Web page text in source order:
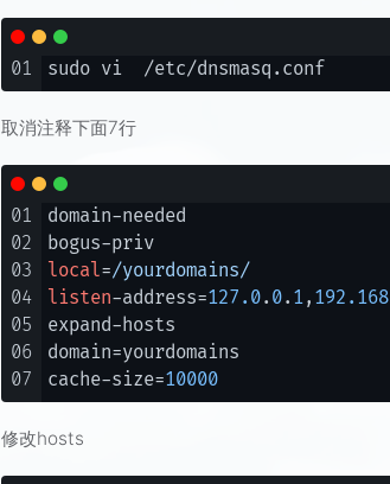
01
取消注释下面7行
01
02
03
04
05
06
07
domain-needed
local=/yourdomains/
listen-address=127.0. 0. 1, 192.168
expand-hosts
domain=yourdomains
cache-size=10000
修改hosts